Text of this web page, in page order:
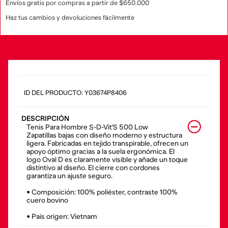
Envíos gratis por compras a partir de $650.000
Haz tus cambios y devoluciones fácilmente
: Y03674P8406
DESCRIPCIÓN
Tenis Para Hombre S-D-Vit'S 500 Low
Zapatillas bajas con diseño moderno y estructura
ligera. Fabricadas en tejido transpirable, ofrecen un
apoyo óptimo gracias a la suela ergonómica. El
logo Oval D es claramente visible y añade un toque
distintivo al diseño. El cierre con cordones
garantiza un ajuste seguro.
• Composición: 100% poliéster, contraste 100%
cuero bovino
• País origen: Vietnam